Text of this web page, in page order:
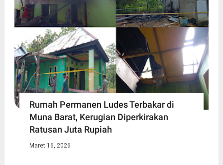
Rumah Permanen Ludes Terbakar di
Muna Barat, Kerugian Diperkirakan
Ratusan Juta Rupiah
Maret 16, 2026